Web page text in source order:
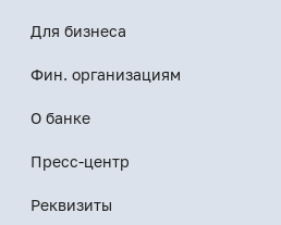
Для бизнеса
Фин. организациям
О банке
Пресс-центр
Реквизиты